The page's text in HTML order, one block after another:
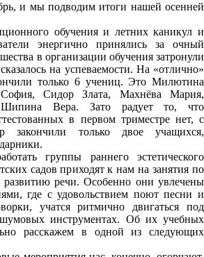
и мы подводим итоги нашей осенней
обучения и летних каникул и
энергично принялись за очный
в организации обучения затронули
на успеваемости. На «отлично»
только 6 учениц. Это Милютина
Сидор Злата, Махнёва Мария,
Вера. Зато радует то, что
в первом триместре нет, с
закончили только двое учащихся,
группы раннего эстетического
садов приходят к нам на занятия по
развитию речи. Особенно они увлечены
где с удовольствием поют песни и
учатся ритмично двигаться под
инструментах. Об их учебных
расскажем в одной из следующих